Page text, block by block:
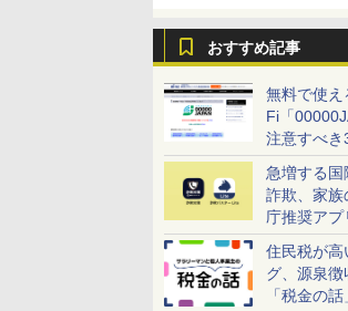
おすすめ記事
無料で使え
Fi「
注意すべき
急増する国
詐欺、家族
庁推奨アプ
しよう！
住民税が高
グ、源泉
「税金の